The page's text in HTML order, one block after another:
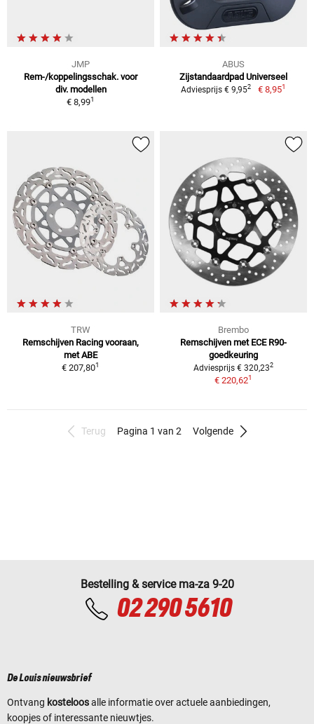
JMP
Rem-/koppelingsschak. voor
div. modellen
€ 8,991
ABUS
Zijstandaardpad Universeel
Adviesprijs € 9,952 € 8,951
TRW
Remschijven Racing vooraan,
met ABE
€ 207,801
Brembo
Remschijven met ECE R90-
goedkeuring
Adviesprijs € 320,232
€ 220,621
Terug Pagina 1 van 2 Volgende
Bestelling & service ma-za 9-20
02 290 5610
De Louis nieuwsbrief
Ontvang kosteloosalle informatie over actuele aanbiedingen,
koopjes of interessante nieuwtjes.